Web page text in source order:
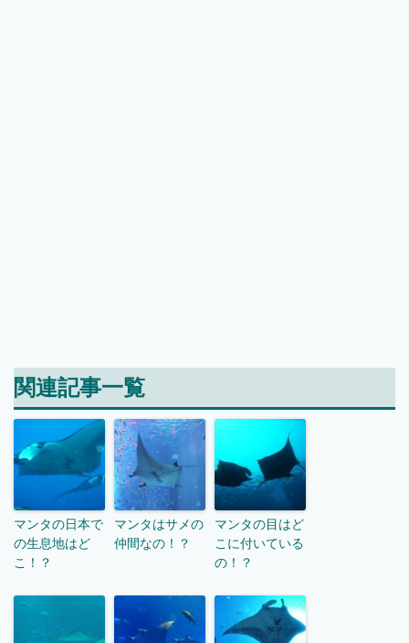
関連記事一覧
マンタの日本で
の生息地はど
こ！？
マンタはサメの
仲間なの！？
マンタの目はど
こに付いている
の！？